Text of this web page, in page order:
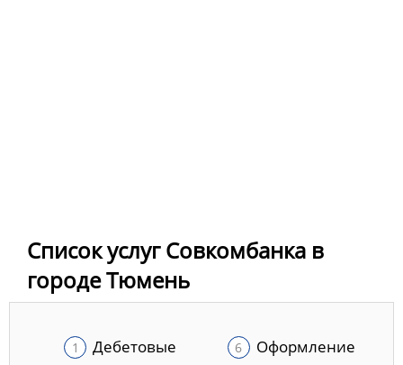
Список услуг Совкомбанка в
городе Тюмень
Дебетовые
Оформление